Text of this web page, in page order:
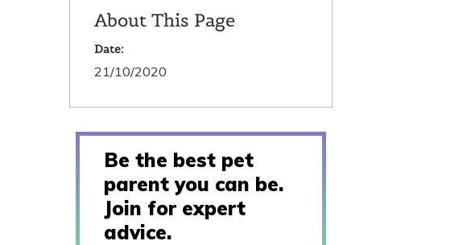
About This Page
Date:
21/10/2020
Be the best pet
parent you can be.
Join for expert
advice.